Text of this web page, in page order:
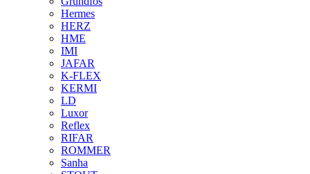
Hermes
HERZ
HME
IMI
JAFAR
K-FLEX
KERMI
LD
Luxor
Reflex
RIFAR
ROMMER
Sanha